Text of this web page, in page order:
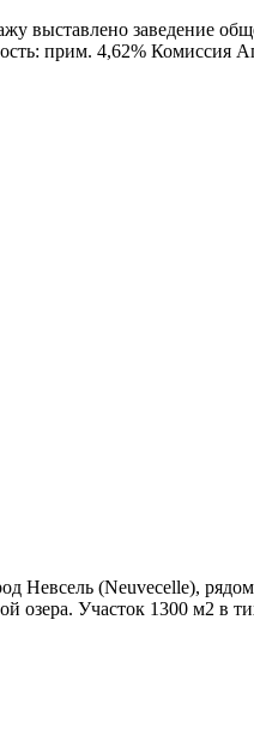
заведение
прим. 4,62%
Невсель (Neuvecelle),
озера. Участок 1300 м2 в